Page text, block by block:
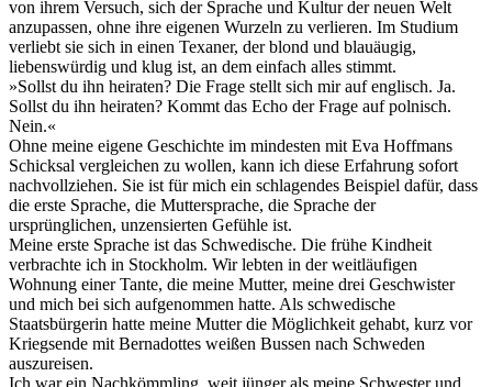
von ihrem Versuch, sich der Sprache und Kultur der neuen Welt
anzupassen, ohne ihre eigenen Wurzeln zu verlieren. Im Studium
verliebt sie sich in einen Texaner, der blond und blauäugig,
liebenswürdig und klug ist, an dem einfach alles stimmt.
»Sollst du ihn heiraten? Die Frage stellt sich mir auf englisch. Ja.
Sollst du ihn heiraten? Kommt das Echo der Frage auf polnisch.
Nein.«
Ohne meine eigene Geschichte im mindesten mit Eva Hoffmans
Schicksal vergleichen zu wollen, kann ich diese Erfahrung sofort
nachvollziehen. Sie ist für mich ein schlagendes Beispiel dafür, dass
die erste Sprache, die Muttersprache, die Sprache der
ursprünglichen, unzensierten Gefühle ist.
Meine erste Sprache ist das Schwedische. Die frühe Kindheit
verbrachte ich in Stockholm. Wir lebten in der weitläufigen
Wohnung einer Tante, die meine Mutter, meine drei Geschwister
und mich bei sich aufgenommen hatte. Als schwedische
Staatsbürgerin hatte meine Mutter die Möglichkeit gehabt, kurz vor
Kriegsende mit Bernadottes weißen Bussen nach Schweden
auszureisen.